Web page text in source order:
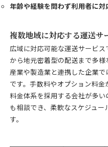
年齢や経験を問わず利用者に対
複数地域に対応する運送サ
広域に対応可能な運送サービ
から地元密着型の配送まで多
産業や製造業と連携した企業
です。手数料やオプション料
料金体系を採用する会社が多
も相談でき、柔軟なスケジュ
す。